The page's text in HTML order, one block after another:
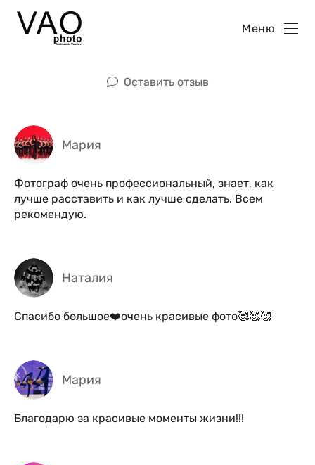
Меню
Оставить отзыв
Мария
Фотограф очень профессиональный, знает, как
лучше расставить и как лучше сделать. Всем
рекомендую.
Наталия
Спасибо большое❤️очень красивые фото🥰🥰🥰
Мария
Благодарю за красивые моменты жизни!!!